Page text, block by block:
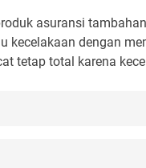
asuransi
kecelakaan dengan
tetap total karena